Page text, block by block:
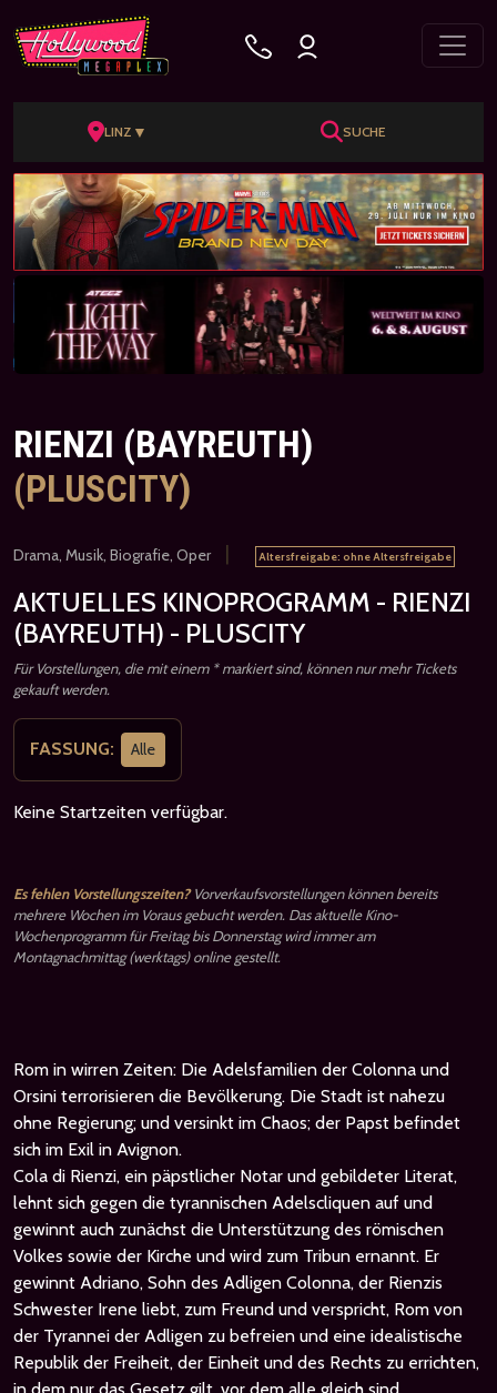
LINZ ▼ SUCHE
RIENZI (BAYREUTH)
(PLUSCITY)
Drama, Musik, Biografie, Oper | Altersfreigabe: ohne Altersfreigabe
AKTUELLES KINOPROGRAMM - RIENZI
(BAYREUTH) - PLUSCITY
Für Vorstellungen, die mit einem * markiert sind, können nur mehr Tickets
gekauft werden.
FASSUNG: Alle
Keine Startzeiten verfügbar.
Es fehlen Vorstellungszeiten?Vorverkaufsvorstellungen können bereits
mehrere Wochen im Voraus gebucht werden. Das aktuelle Kino-
Wochenprogramm für Freitag bis Donnerstag wird immer am
Montagnachmittag (werktags) online gestellt.
Rom in wirren Zeiten: Die Adelsfamilien der Colonna und
Orsini terrorisieren die Bevölkerung. Die Stadt ist nahezu
ohne Regierung; und versinkt im Chaos; der Papst befindet
sich im Exil in Avignon.
Cola di Rienzi, ein päpstlicher Notar und gebildeter Literat,
lehnt sich gegen die tyrannischen Adelscliquen auf und
gewinnt auch zunächst die Unterstützung des römischen
Volkes sowie der Kirche und wird zum Tribun ernannt. Er
gewinnt Adriano, Sohn des Adligen Colonna, der Rienzis
Schwester Irene liebt, zum Freund und verspricht, Rom von
der Tyrannei der Adligen zu befreien und eine idealistische
Republik der Freiheit, der Einheit und des Rechts zu errichten,
in dem nur das Gesetz gilt, vor dem alle gleich sind.